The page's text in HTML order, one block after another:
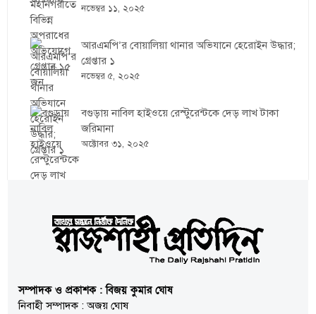
নভেম্বর ১১, ২০২৫
আরএমপি’র বোয়ালিয়া থানার অভিযানে হেরোইন উদ্ধার;
গ্রেপ্তার ১
নভেম্বর ৫, ২০২৫
বগুড়ায় নাবিল হাইওয়ে রেস্টুরেন্টকে দেড় লাখ টাকা
জরিমানা
অক্টোবর ৩১, ২০২৫
সম্পাদক ও প্রকাশক : বিজয় কুমার ঘোষ
নিবাহী সম্পাদক : অজয় ঘোষ